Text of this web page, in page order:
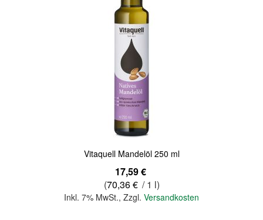
Vitaquell Mandelöl 250 ml
17,59 €
(70,36 € / 1 l)
Inkl. 7% MwSt., Zzgl. Versandkosten